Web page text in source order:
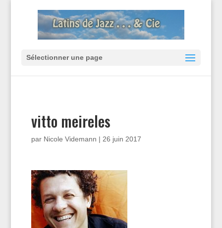
Sélectionner une page
vitto meireles
par Nicole Videmann | 26 juin 2017